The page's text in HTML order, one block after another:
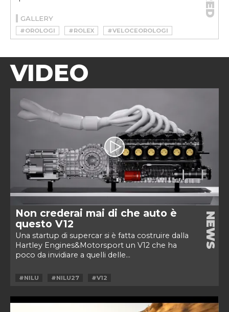
GALLERY
#OROLOGI #ROLEX #VELOCEOROLOGI
VIDEO
Non crederai mai di che auto è
questo V12
Una startup di supercar si è fatta costruire dalla
Hartley Engines&Motorsport un V12 che ha
poco da invidiare a quelli delle...
NEWS
#NILU #NILU27 #V12